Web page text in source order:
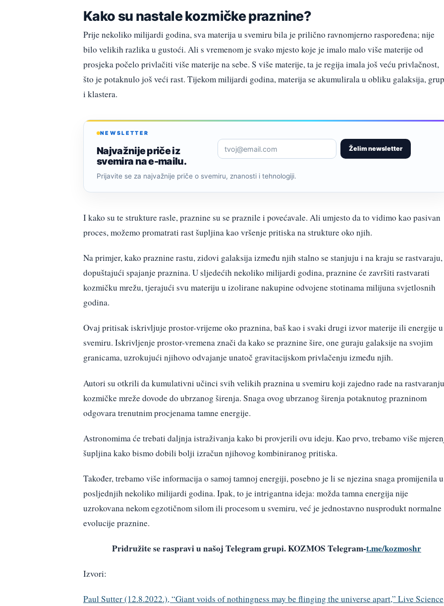
Kako su nastale kozmičke praznine?
Prije nekoliko milijardi godina, sva materija u svemiru bila je prilično ravnomjerno raspoređena; nije
bilo velikih razlika u gustoći. Ali s vremenom je svako mjesto koje je imalo malo više materije od
prosjeka počelo privlačiti više materije na sebe. S više materije, ta je regija imala još veću privlačnost,
što je potaknulo još veći rast. Tijekom milijardi godina, materija se akumulirala u obliku galaksija,
i klastera.
NEWSLETTER
Najvažnije priče iz
svemira na e-mailu.
Želim newsletter
Prijavite se za najvažnije priče o svemiru, znanosti i tehnologiji.
I kako su te strukture rasle, praznine su se praznile i povećavale. Ali umjesto da to vidimo kao pasivan
proces, možemo promatrati rast šupljina kao vršenje pritiska na strukture oko njih.
Na primjer, kako praznine rastu, zidovi galaksija između njih stalno se stanjuju i na kraju se rastvaraju,
dopuštajući spajanje praznina. U sljedećih nekoliko milijardi godina, praznine će završiti rastvarati
kozmičku mrežu, tjerajući svu materiju u izolirane nakupine odvojene stotinama milijuna svjetlosnih
godina.
Ovaj pritisak iskrivljuje prostor-vrijeme oko praznina, baš kao i svaki drugi izvor materije ili energije u
svemiru. Iskrivljenje prostor-vremena znači da kako se praznine šire, one guraju galaksije na svojim
granicama, uzrokujući njihovo odvajanje unatoč gravitacijskom privlačenju između njih.
Autori su otkrili da kumulativni učinci svih velikih praznina u svemiru koji zajedno rade na rastvaranju
kozmičke mreže dovode do ubrzanog širenja. Snaga ovog ubrzanog širenja potaknutog prazninom
odgovara trenutnim procjenama tamne energije.
Astronomima će trebati daljnja istraživanja kako bi provjerili ovu ideju. Kao prvo, trebamo više
šupljina kako bismo dobili bolji izračun njihovog kombiniranog pritiska.
Također, trebamo više informacija o samoj tamnoj energiji, posebno je li se njezina snaga promijenila u
posljednjih nekoliko milijardi godina. Ipak, to je intrigantna ideja: možda tamna energija nije
uzrokovana nekom egzotičnom silom ili procesom u svemiru, već je jednostavno nusprodukt normalne
evolucije praznine.
Pridružite se raspravi u našoj Telegram grupi. KOZMOS Telegram-t.me/kozmoshr
Izvori:
Paul Sutter (12.8.2022.), “Giant voids of nothingness may be flinging the universe apart,” Live Science